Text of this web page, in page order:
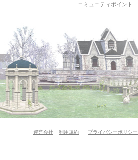
コミュニティポイント
運営会社 利用規約 プライバシーポリシー